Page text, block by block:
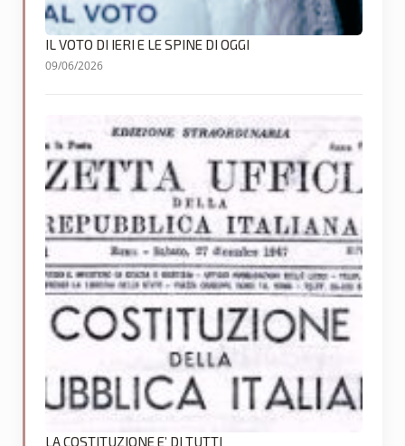
IL VOTO DI IERI E LE SPINE DI OGGI
09/06/2026
LA COSTITUZIONE E’ DI TUTTI